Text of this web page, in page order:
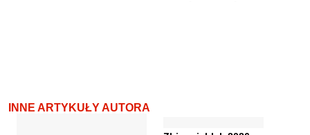
INNE ARTYKUŁY AUTORA